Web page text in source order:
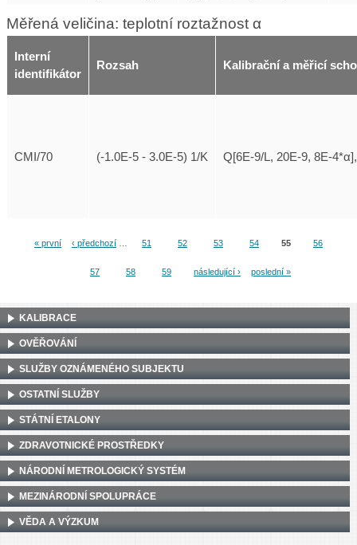
Měřená veličina: teplotní roztažnost α
Interní
identifikátor
Rozsah Kalibrační a měřicí
CMI/70 (-1.0E-5 - 3.0E-5) 1/K Q[6E-9/L, 20E-9, 8E-
Stránky« první ‹ předchozí 51 52 53 54 55 56
57 58 59 následující › poslední »
KALIBRACE
OVĚŘOVÁNÍ
SLUŽBY OZNÁMENÉHO SUBJEKTU
OSTATNÍ SLUŽBY
STÁTNÍ ETALONY
ZDRAVOTNICKÉ PROSTŘEDKY
NÁRODNÍ METROLOGICKÝ SYSTÉM
MEZINÁRODNÍ SPOLUPRÁCE
VĚDA A VÝZKUM